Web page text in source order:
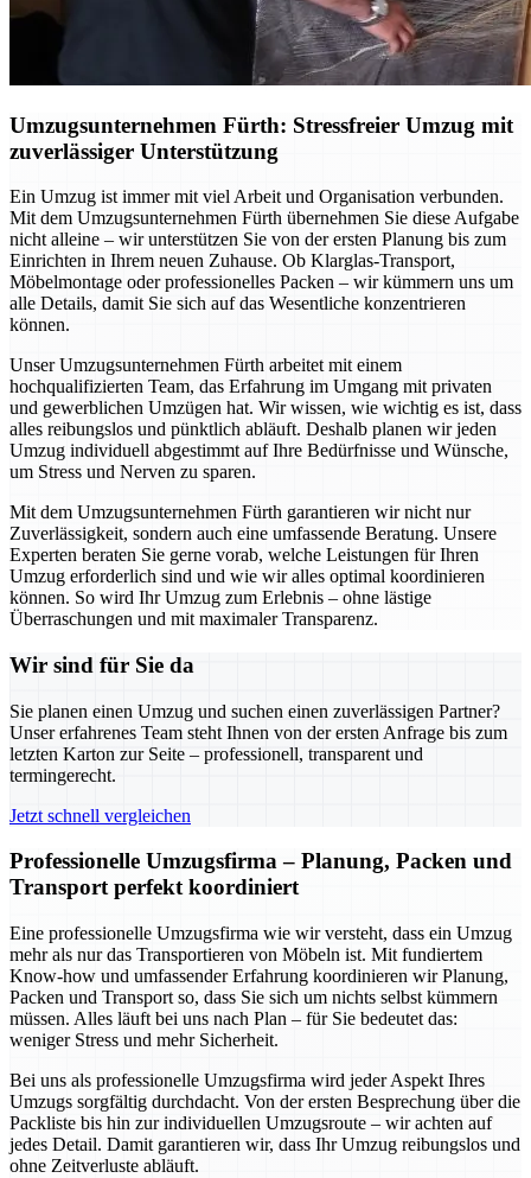
Umzugsunternehmen Fürth: Stressfreier Umzug mit
zuverlässiger Unterstützung
Ein Umzug ist immer mit viel Arbeit und Organisation verbunden.
Mit dem Umzugsunternehmen Fürth übernehmen Sie diese Aufgabe
nicht alleine – wir unterstützen Sie von der ersten Planung bis zum
Einrichten in Ihrem neuen Zuhause. Ob Klarglas-Transport,
Möbelmontage oder professionelles Packen – wir kümmern uns um
alle Details, damit Sie sich auf das Wesentliche konzentrieren
können.
Unser Umzugsunternehmen Fürth arbeitet mit einem
hochqualifizierten Team, das Erfahrung im Umgang mit privaten
und gewerblichen Umzügen hat. Wir wissen, wie wichtig es ist, dass
alles reibungslos und pünktlich abläuft. Deshalb planen wir jeden
Umzug individuell abgestimmt auf Ihre Bedürfnisse und Wünsche,
um Stress und Nerven zu sparen.
Mit dem Umzugsunternehmen Fürth garantieren wir nicht nur
Zuverlässigkeit, sondern auch eine umfassende Beratung. Unsere
Experten beraten Sie gerne vorab, welche Leistungen für Ihren
Umzug erforderlich sind und wie wir alles optimal koordinieren
können. So wird Ihr Umzug zum Erlebnis – ohne lästige
Überraschungen und mit maximaler Transparenz.
Wir sind für Sie da
Sie planen einen Umzug und suchen einen zuverlässigen Partner?
Unser erfahrenes Team steht Ihnen von der ersten Anfrage bis zum
letzten Karton zur Seite – professionell, transparent und
termingerecht.
Jetzt schnell vergleichen
Professionelle Umzugsfirma – Planung, Packen und
Transport perfekt koordiniert
Eine professionelle Umzugsfirma wie wir versteht, dass ein Umzug
mehr als nur das Transportieren von Möbeln ist. Mit fundiertem
Know-how und umfassender Erfahrung koordinieren wir Planung,
Packen und Transport so, dass Sie sich um nichts selbst kümmern
müssen. Alles läuft bei uns nach Plan – für Sie bedeutet das:
weniger Stress und mehr Sicherheit.
Bei uns als professionelle Umzugsfirma wird jeder Aspekt Ihres
Umzugs sorgfältig durchdacht. Von der ersten Besprechung über die
Packliste bis hin zur individuellen Umzugsroute – wir achten auf
jedes Detail. Damit garantieren wir, dass Ihr Umzug reibungslos und
ohne Zeitverluste abläuft.